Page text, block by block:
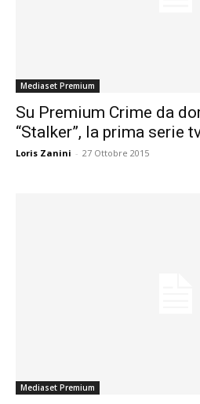
Mediaset Premium
Su Premium Crime da
“Stalker”, la prima serie
Loris Zanini - 27 Ottobre 2015
Mediaset Premium